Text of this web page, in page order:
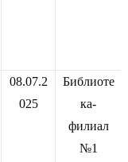
08.07.2
025
Библиоте
ка-
филиал
№1